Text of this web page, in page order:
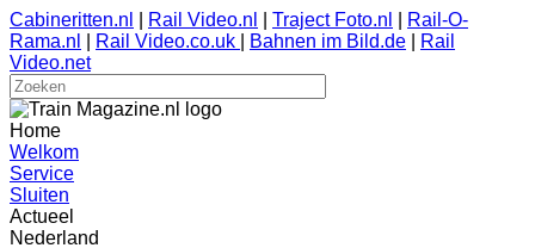
Cabineritten.nl Rail Video.nl Traject Foto.nl
Rail-O-
Rama.nl
Rail Video.co.uk Bahnen im Bild.de
Rail
Video.net
Home
Welkom
Service
Sluiten
Actueel
Nederland